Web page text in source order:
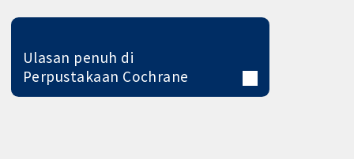
Ulasan penuh di
Perpustakaan Cochrane